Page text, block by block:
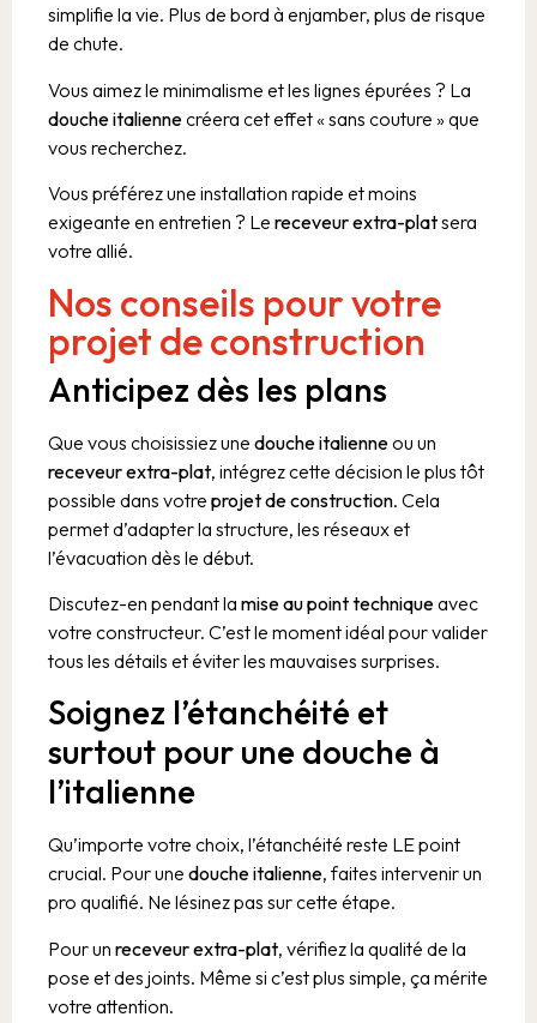
simplifie la vie. Plus de bord à enjamber, plus de risque
de chute.
Vous aimez le minimalisme et les lignes épurées ? La
douche italiennecréera cet effet « sans couture » que
vous recherchez.
Vous préférez une installation rapide et moins
exigeante en entretien ? Le receveur extra-platsera
votre allié.
Nos conseils pour votre
projet de construction
Anticipez dès les plans
Que vous choisissiez une douche italienneou un
receveur extra-plat, intégrez cette décision le plus tôt
possible dans votre projet de construction. Cela
permet d’adapter la structure, les réseaux et
l’évacuation dès le début.
Discutez-en pendant la mise au point techniqueavec
votre constructeur. C’est le moment idéal pour valider
tous les détails et éviter les mauvaises surprises.
Soignez l’étanchéité et
surtout pour une douche à
l’italienne
Qu’importe votre choix, l’étanchéité reste LE point
crucial. Pour une douche italienne, faites intervenir un
pro qualifié. Ne lésinez pas sur cette étape.
Pour un receveur extra-plat, vérifiez la qualité de la
pose et des joints. Même si c’est plus simple, ça mérite
votre attention.